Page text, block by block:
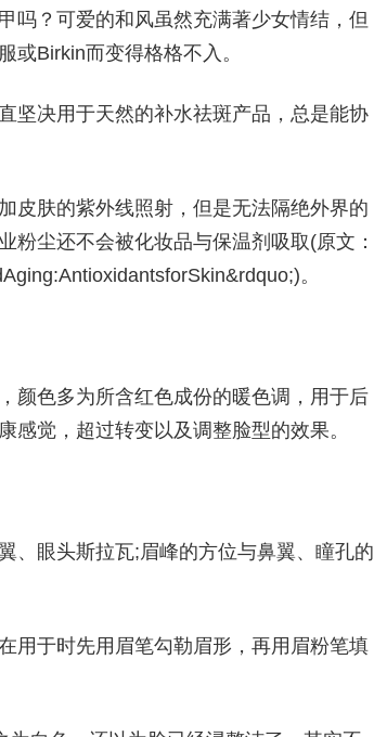
吗？可爱的和风虽然充满著少女情结，但
或Birkin而变得格格不入。
坚决用于天然的补水祛斑产品，总是能协
皮肤的紫外线照射，但是无法隔绝外界的
粉尘还不会被化妆品与保温剂吸取(原文：
。
颜色多为所含红色成份的暖色调，用于后
觉，超过转变以及调整脸型的效果。
、眼头斯拉瓦;眉峰的方位与鼻翼、瞳孔的
用于时先用眉笔勾勒眉形，再用眉粉笔填